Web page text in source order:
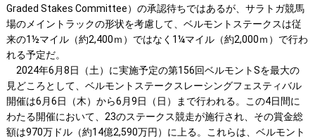
Graded Stakes Committee）の承認待ちではあるが、サラトガ競馬
場のメイントラックの形状を考慮して、ベルモントステークスは従
来の1½マイル（約2,400ｍ）ではなく1¼マイル（約2,000ｍ）で行わ
れる予定だ。
2024年6月8日（土）に実施予定の第156回ベルモントSを最大の
見どころとして、ベルモントステークスレーシングフェスティバル
開催は6月6日（木）から6月9日（日）まで行われる。この4日間に
わたる開催において、23のステークス競走が施行され、その賞金総
額は970万ドル（約14億2,590万円）に上る。これらは、ベルモント